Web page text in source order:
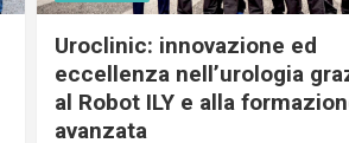
Uroclinic: innovazione ed
eccellenza nell’urologia
al Robot ILY e alla
avanzata